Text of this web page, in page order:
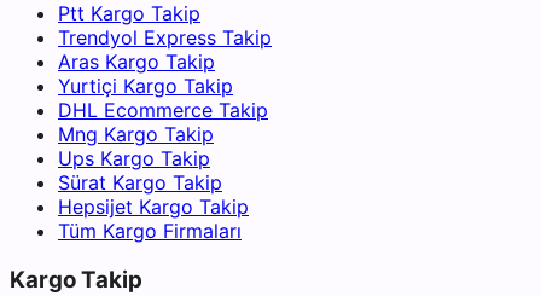
Ptt Kargo Takip
Trendyol Express Takip
Aras Kargo Takip
Yurtiçi Kargo Takip
DHL Ecommerce Takip
Mng Kargo Takip
Ups Kargo Takip
Sürat Kargo Takip
Hepsijet Kargo Takip
Tüm Kargo Firmaları
Kargo Takip